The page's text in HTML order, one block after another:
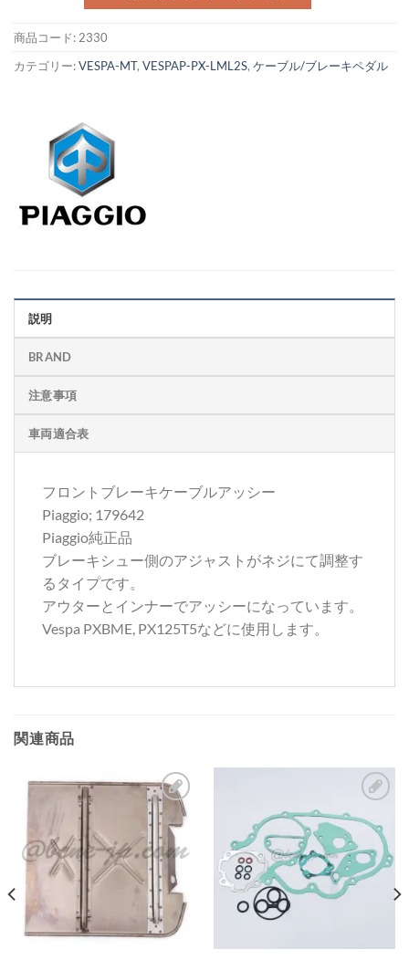
商品コード:2330
カテゴリー:VESPA-MT, VESPAP-PX-LML2S, ケーブル/ブレーキペダル
説明
BRAND
注意事項
車両適合表
フロントブレーキケーブルアッシー
Piaggio; 179642
Piaggio純正品
ブレーキシュー側のアジャストがネジにて調整す
るタイプです。
アウターとインナーでアッシーになっています。
Vespa PXBME, PX125T5などに使用します。
関連商品
お
気
入
り
リ
お
気
に